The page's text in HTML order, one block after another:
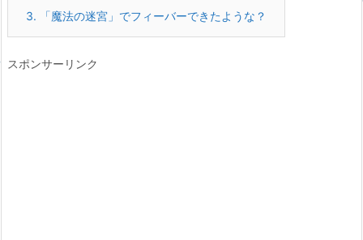
3. 「魔法の迷宮」でフィーバーできたような？
スポンサーリンク